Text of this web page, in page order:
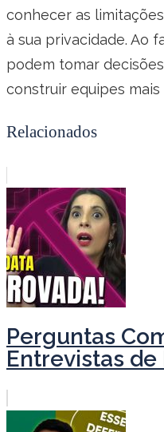
conhecer as
à sua privacidade. Ao
podem tomar
construir equipes mais
Relacionados
Perguntas
Entrevistas